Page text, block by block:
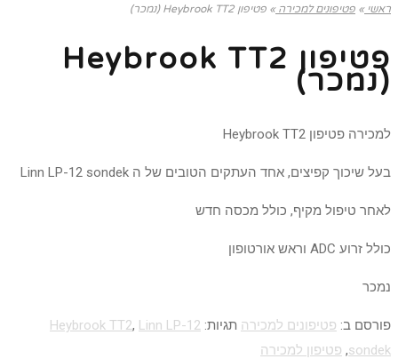
ראשי » פטיפונים למכירה » פטיפון Heybrook TT2 (נמכר)
פטיפון Heybrook TT2
(נמכר)
למכירה פטיפון Heybrook TT2
בעל שיכוך קפיצים, אחד העתקים הטובים של ה Linn LP-12 sondek
לאחר טיפול מקיף, כולל מכסה חדש
כולל זרוע ADC וראש אורטופון
נמכר
פורסם ב: פטיפונים למכירה תגיות: Heybrook TT2, Linn LP-12
sondek
, פטיפון למכירה